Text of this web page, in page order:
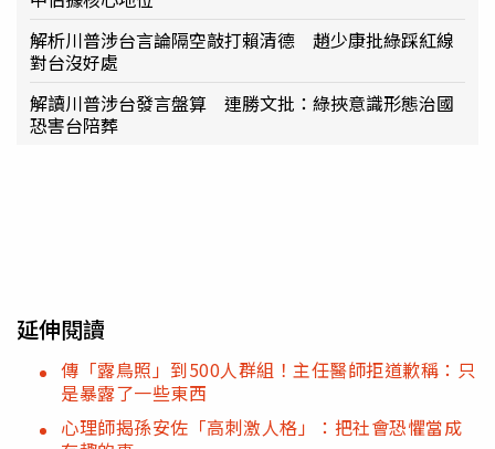
解析川普涉台言論隔空敲打賴清德 趙少康批綠踩紅線
對台沒好處
解讀川普涉台發言盤算 連勝文批：綠挾意識形態治國
恐害台陪葬
延伸閱讀
傳「露鳥照」到500人群組！主任醫師拒道歉稱：只
是暴露了一些東西
心理師揭孫安佐「高刺激人格」：把社會恐懼當成